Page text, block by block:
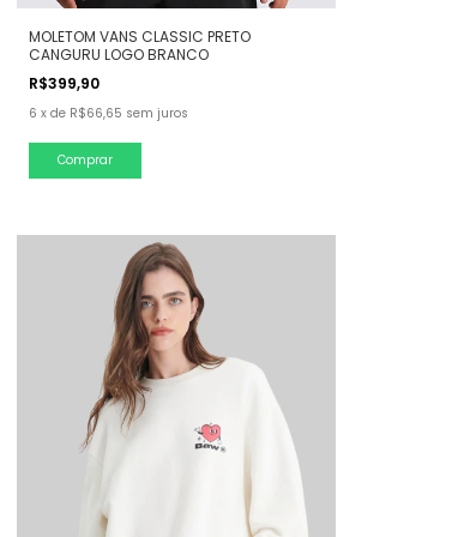
MOLETOM VANS CLASSIC PRETO
CANGURU LOGO BRANCO
R$399,90
6 x de R$66,65 sem juros
Comprar